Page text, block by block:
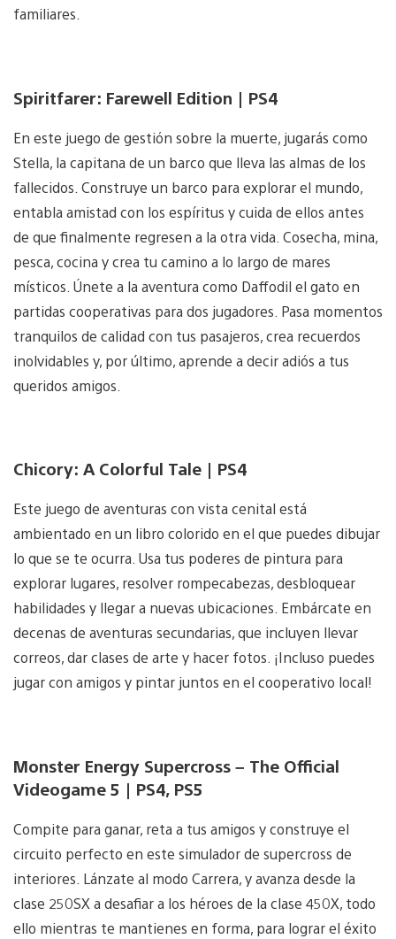
familiares.
Spiritfarer: Farewell Edition | PS4
En este juego de gestión sobre la muerte, jugarás como
Stella, la capitana de un barco que lleva las almas de los
fallecidos. Construye un barco para explorar el mundo,
entabla amistad con los espíritus y cuida de ellos antes
de que finalmente regresen a la otra vida. Cosecha, mina,
pesca, cocina y crea tu camino a lo largo de mares
místicos. Únete a la aventura como Daffodil el gato en
partidas cooperativas para dos jugadores. Pasa momentos
tranquilos de calidad con tus pasajeros, crea recuerdos
inolvidables y, por último, aprende a decir adiós a tus
queridos amigos.
Chicory: A Colorful Tale | PS4
Este juego de aventuras con vista cenital está
ambientado en un libro colorido en el que puedes dibujar
lo que se te ocurra. Usa tus poderes de pintura para
explorar lugares, resolver rompecabezas, desbloquear
habilidades y llegar a nuevas ubicaciones. Embárcate en
decenas de aventuras secundarias, que incluyen llevar
correos, dar clases de arte y hacer fotos. ¡Incluso puedes
jugar con amigos y pintar juntos en el cooperativo local!
Monster Energy Supercross – The Official
Videogame 5 | PS4, PS5
Compite para ganar, reta a tus amigos y construye el
circuito perfecto en este simulador de supercross de
interiores. Lánzate al modo Carrera, y avanza desde la
clase 250SX a desafiar a los héroes de la clase 450X, todo
ello mientras te mantienes en forma, para lograr el éxito